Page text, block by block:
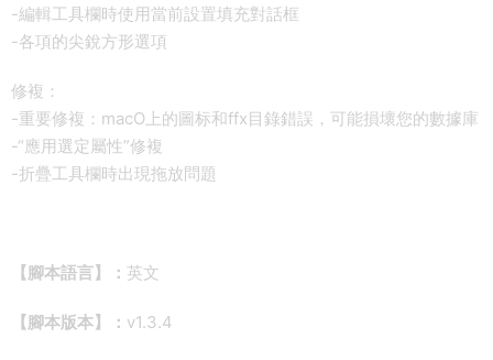
-編輯工具欄時使用當前設置填充對話框
-各項的尖銳方形選項
修複：
-重要修複：macO上的圖标和ffx目錄錯誤，可能損壞您的數據庫
-“應用選定屬性”修複
-折疊工具欄時出現拖放問題
【腳本語言】： 英文
【腳本版本】： v1.3.4